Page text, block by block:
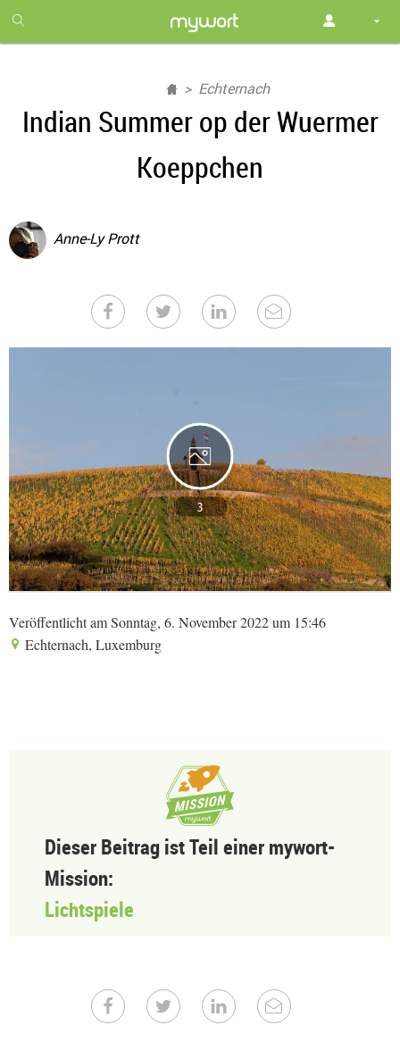
month
free
Echternach
Indian Summer op der Wuermer
Koeppchen
Anne-Ly Prott
3
Veröffentlicht am Sonntag, 6. November 2022 um 15:46
Echternach, Luxemburg
Dieser Beitrag ist Teil einer mywort-
Mission:
Lichtspiele